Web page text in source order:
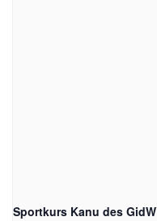
Sportkurs Kanu des GidW